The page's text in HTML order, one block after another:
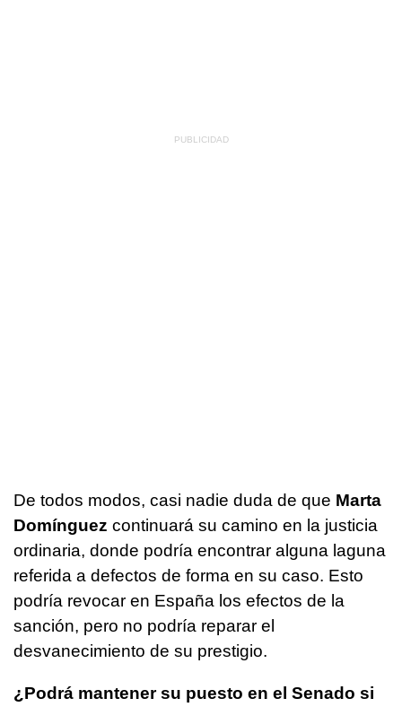
De todos modos, casi nadie duda de que Marta
Domínguez continuará su camino en la justicia
ordinaria, donde podría encontrar alguna laguna
referida a defectos de forma en su caso. Esto
podría revocar en España los efectos de la
sanción, pero no podría reparar el
desvanecimiento de su prestigio.
¿Podrá mantener su puesto en el Senado si